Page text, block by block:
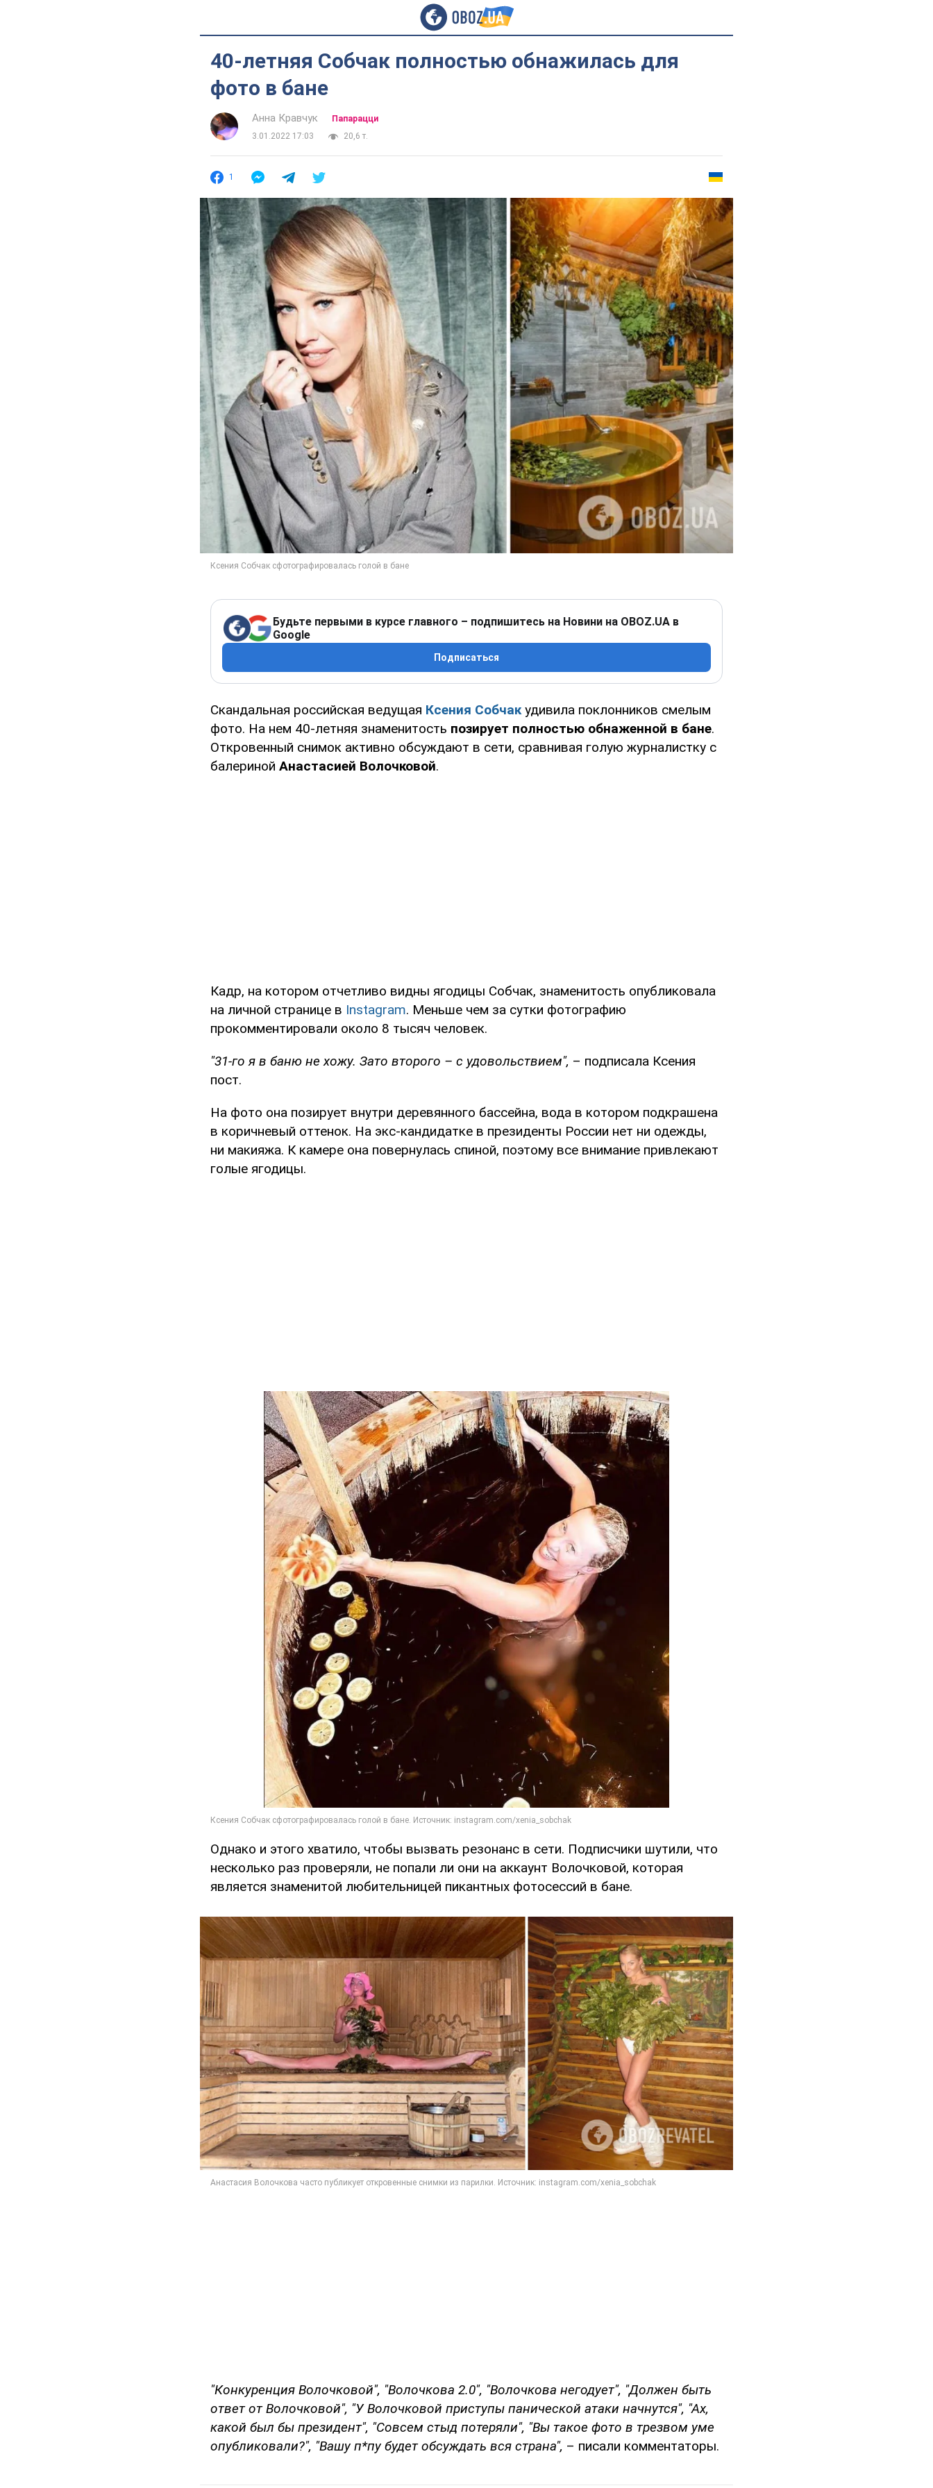
40-летняя Собчак полностью обнажилась для
фото в бане
Анна Кравчук
Папарацци
3.01.2022 17:03
20,6 т.
1
Будьте первыми в курсе главного – подпишитесь на Новини на OBOZ.UA в
Google
Подписаться
Скандальная российская ведущая Ксения Собчакудивила поклонников смелым
фото. На нем 40-летняя знаменитость позирует полностью обнаженной в бане.
Откровенный снимок активно обсуждают в сети, сравнивая голую журналистку с
балериной Анастасией Волочковой.
Кадр, на котором отчетливо видны ягодицы Собчак, знаменитость опубликовала
на личной странице в Instagram. Меньше чем за сутки фотографию
прокомментировали около 8 тысяч человек.
"31-го я в баню не хожу. Зато второго – с удовольствием", – подписала Ксения
пост.
На фото она позирует внутри деревянного бассейна, вода в котором подкрашена
в коричневый оттенок. На экс-кандидатке в президенты России нет ни одежды,
ни макияжа. К камере она повернулась спиной, поэтому все внимание привлекают
голые ягодицы.
Однако и этого хватило, чтобы вызвать резонанс в сети. Подписчики шутили, что
несколько раз проверяли, не попали ли они на аккаунт Волочковой, которая
является знаменитой любительницей пикантных фотосессий в бане.
"Конкуренция Волочковой", "Волочкова 2.0", "Волочкова негодует", "Должен быть
ответ от Волочковой", "У Волочковой приступы панической атаки начнутся", "Ах,
какой был бы президент", "Совсем стыд потеряли", "Вы такое фото в трезвом уме
опубликовали?", "Вашу п*пу будет обсуждать вся страна", – писали комментаторы.